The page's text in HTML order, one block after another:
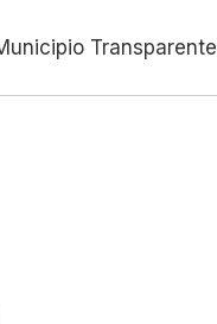
Transparente